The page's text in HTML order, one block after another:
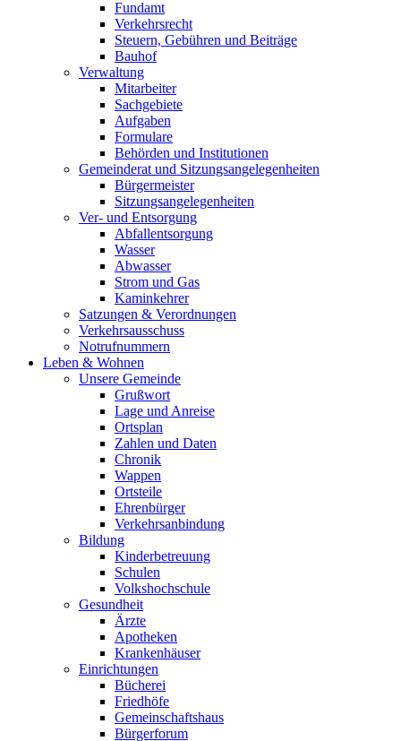
Fundamt
Verkehrsrecht
Steuern, Gebühren und Beiträge
Bauhof
Verwaltung
Mitarbeiter
Sachgebiete
Aufgaben
Formulare
Behörden und Institutionen
Gemeinderat und Sitzungsangelegenheiten
Bürgermeister
Sitzungsangelegenheiten
Ver- und Entsorgung
Abfallentsorgung
Wasser
Abwasser
Strom und Gas
Kaminkehrer
Satzungen & Verordnungen
Verkehrsausschuss
Notrufnummern
Leben & Wohnen
Unsere Gemeinde
Grußwort
Lage und Anreise
Ortsplan
Zahlen und Daten
Chronik
Wappen
Ortsteile
Ehrenbürger
Verkehrsanbindung
Bildung
Kinderbetreuung
Schulen
Volkshochschule
Gesundheit
Ärzte
Apotheken
Krankenhäuser
Einrichtungen
Bücherei
Friedhöfe
Gemeinschaftshaus
Bürgerforum